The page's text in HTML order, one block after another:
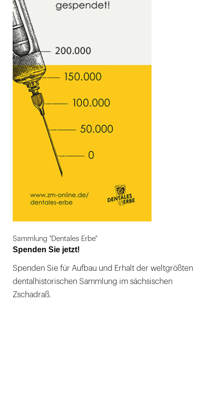
Sammlung "Dentales Erbe"
Spenden Sie jetzt!
Spenden Sie für Aufbau und Erhalt der weltgrößten
dentalhistorischen Sammlung im sächsischen
Zschadraß.